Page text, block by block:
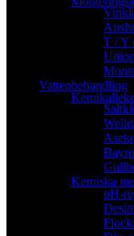
T / Y
Vattenbehandling
Kemiska
pH-